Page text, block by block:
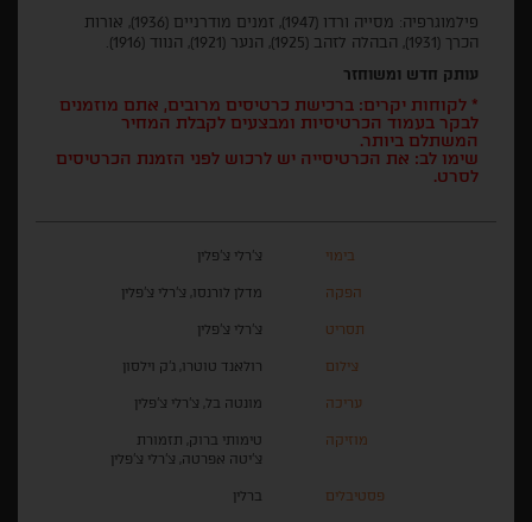
פילמוגרפיה: מסייה ורדו (1947), זמנים מודרניים (1936), אורות
הכרך (1931), הבהלה לזהב (1925), הנער (1921), הנווד (1916).
עותק חדש ומשוחזר
* לקוחות יקרים: ברכישת כרטיסים מרובים, אתם מוזמנים
לבקר בעמוד הכרטיסיות ומבצעים לקבלת המחיר
המשתלם ביותר.
שימו לב: את הכרטיסייה יש לרכוש לפני הזמנת הכרטיסים
לסרט.
בימוי צ'רלי צ'פלין
הפקה מדלן לורנסו, צ'רלי צ'פלין
תסריט צ'רלי צ'פלין
צילום רולאנד טוטרו, ג'ק וילסון
עריכה מונטה בל, צ'רלי צ'פלין
מוזיקה
טימותי ברוק, תזמורת
צ'יטה אפרטה, צ'רלי צ'פלין
פסטיבלים ברלין